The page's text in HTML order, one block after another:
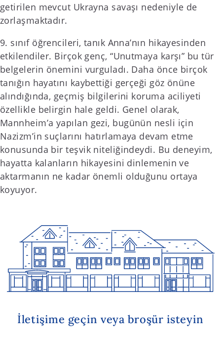
getirilen mevcut Ukrayna savaşı nedeniyle de
zorlaşmaktadır.
9. sınıf öğrencileri, tanık Anna’nın hikayesinden
etkilendiler. Birçok genç, “Unutmaya karşı” bu tür
belgelerin önemini vurguladı. Daha önce birçok
tanığın hayatını kaybettiği gerçeği göz önüne
alındığında, geçmiş bilgilerini koruma aciliyeti
özellikle belirgin hale geldi. Genel olarak,
Mannheim’a yapılan gezi, bugünün nesli için
Nazizm’in suçlarını hatırlamaya devam etme
konusunda bir teşvik niteliğindeydi. Bu deneyim,
hayatta kalanların hikayesini dinlemenin ve
aktarmanın ne kadar önemli olduğunu ortaya
koyuyor.
İletişime geçin veya broşür isteyin